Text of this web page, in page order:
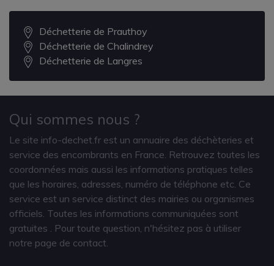
Déchetterie de Prauthoy
Déchetterie de Chalindrey
Déchetterie de Langres
Qui sommes nous ?
Le site info-dechet.fr est un annuaire des déchèteries et
service des encombrants en France. Retrouvez toutes les
coordonnées mais aussi les informations pratiques telles
que les horaires, adresses, numéro de téléphone etc. Ce
service est un service distinct des mairies ou organismes
officiels. Toutes les informations communiquées sont
gratuites
. Pour toute question, n'hésitez pas à utiliser
notre page de contact.